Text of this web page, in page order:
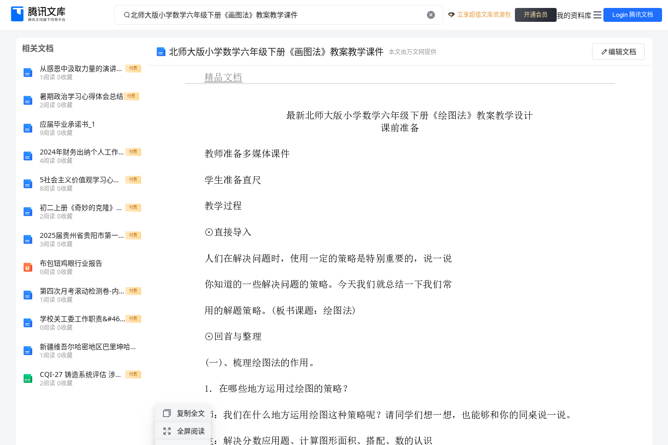
北
法》
立享超值文库资源包 开通会员 我的资料库 Login 腾讯文档
相关文档
从感恩中汲取力量的演讲稿2 付费
1阅读 0收藏
暑期政治学习心得体会总结 付费
2阅读 0收藏
应届毕业承诺书_1
9阅读 0收藏
2024年财务出纳个人工作总结(集合) 付费
4阅读 0收藏
5社会主义价值观学习心得体会 付费
8阅读 0收藏
初二上册《奇妙的克隆》教学设计 付费
2阅读 0收藏
2025届贵州省贵阳市第一中学219—高一生物上学期期末经典模拟试题含解析 付费
3阅读 0收藏
布包钮鸡眼行业报告
0阅读 0收藏
第四次月考滚动检测卷-内蒙古赤峰二中物理八年级下册机械与功同步练习试题 付费
1阅读 0收藏
学校关工委工作职责&#46;doc 付费
0阅读 0收藏
新疆维吾尔哈密地区巴里坤哈萨克自治县2023年演出经纪人考试题库含答案【综合题】
1阅读 0收藏
CQI-27 铸造系统评估 涉及的工艺类型 付费
2阅读 0收藏
北师大版小学数学六年级下册《画图法》教案教学课件 本文由万文网提供 编辑文档
⊙回首与整理
教学过程
⊙直接导入
复制全文
全屏阅读